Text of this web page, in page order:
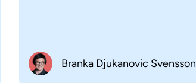
Branka Djukanovic Svensson